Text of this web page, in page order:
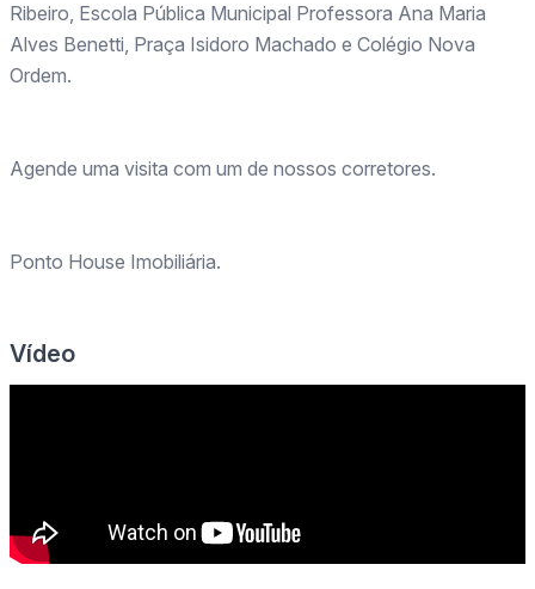
Ribeiro, Escola Pública Municipal Professora Ana Maria
Alves Benetti, Praça Isidoro Machado e Colégio Nova
Ordem.
Agende uma visita com um de nossos corretores.
Ponto House Imobiliária.
Vídeo